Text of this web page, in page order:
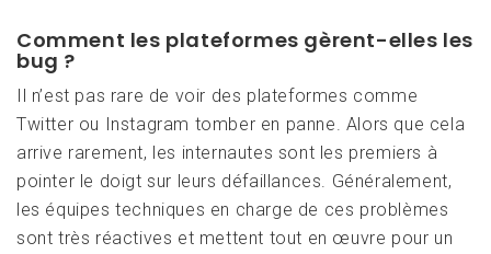
Comment les plateformes gèrent-elles les
bug ?
Il n’est pas rare de voir des plateformes comme
Twitter ou Instagram tomber en panne. Alors que cela
arrive rarement, les internautes sont les premiers à
pointer le doigt sur leurs défaillances. Généralement,
les équipes techniques en charge de ces problèmes
sont très réactives et mettent tout en œuvre pour un